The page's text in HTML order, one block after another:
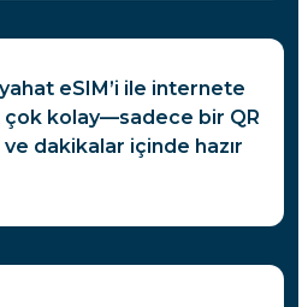
eSIM’i ile internete
çok kolay—sadece bir QR
ve dakikalar içinde hazır